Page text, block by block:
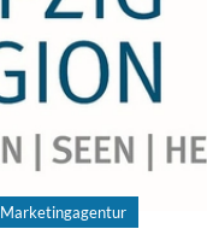
Marketingagentur